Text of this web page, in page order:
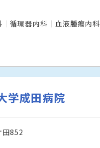
循環器内科 血液腫瘍内科
学成田病院
田852